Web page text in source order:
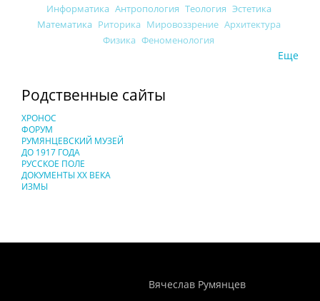
Информатика Антропология Теология Эстетика
Математика Риторика Мировоззрение Архитектура
Физика Феноменология
Еще
Родственные сайты
ХРОНОС
ФОРУМ
РУМЯНЦЕВСКИЙ МУЗЕЙ
ДО 1917 ГОДА
РУССКОЕ ПОЛЕ
ДОКУМЕНТЫ XX ВЕКА
ИЗМЫ
Вячеслав Румянцев